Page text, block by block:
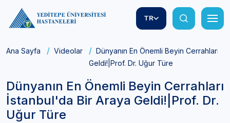
TR
Ana Sayfa Videolar
Dünyanın En Önemli Beyin Cerrahları
Geldi!|Prof. Dr. Uğur Türe
Dünyanın En Önemli Beyin Cerrahları
İstanbul'da Bir Araya Geldi!|Prof. Dr.
Uğur Türe